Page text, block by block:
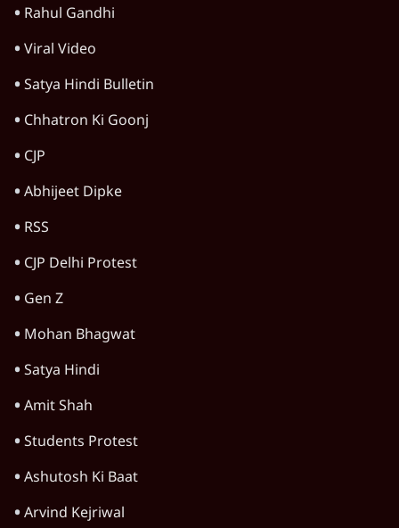
Rahul Gandhi
Viral Video
Satya Hindi Bulletin
Chhatron Ki Goonj
CJP
Abhijeet Dipke
RSS
CJP Delhi Protest
Gen Z
Mohan Bhagwat
Satya Hindi
Amit Shah
Students Protest
Ashutosh Ki Baat
Arvind Kejriwal